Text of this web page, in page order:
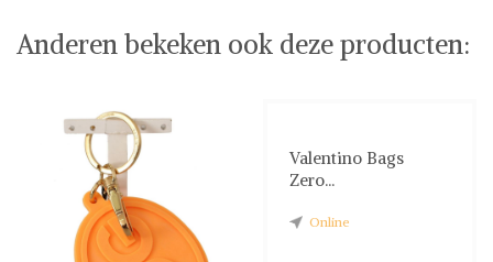
Anderen bekeken ook deze producten:
Valentino Bags
Zero...
Online